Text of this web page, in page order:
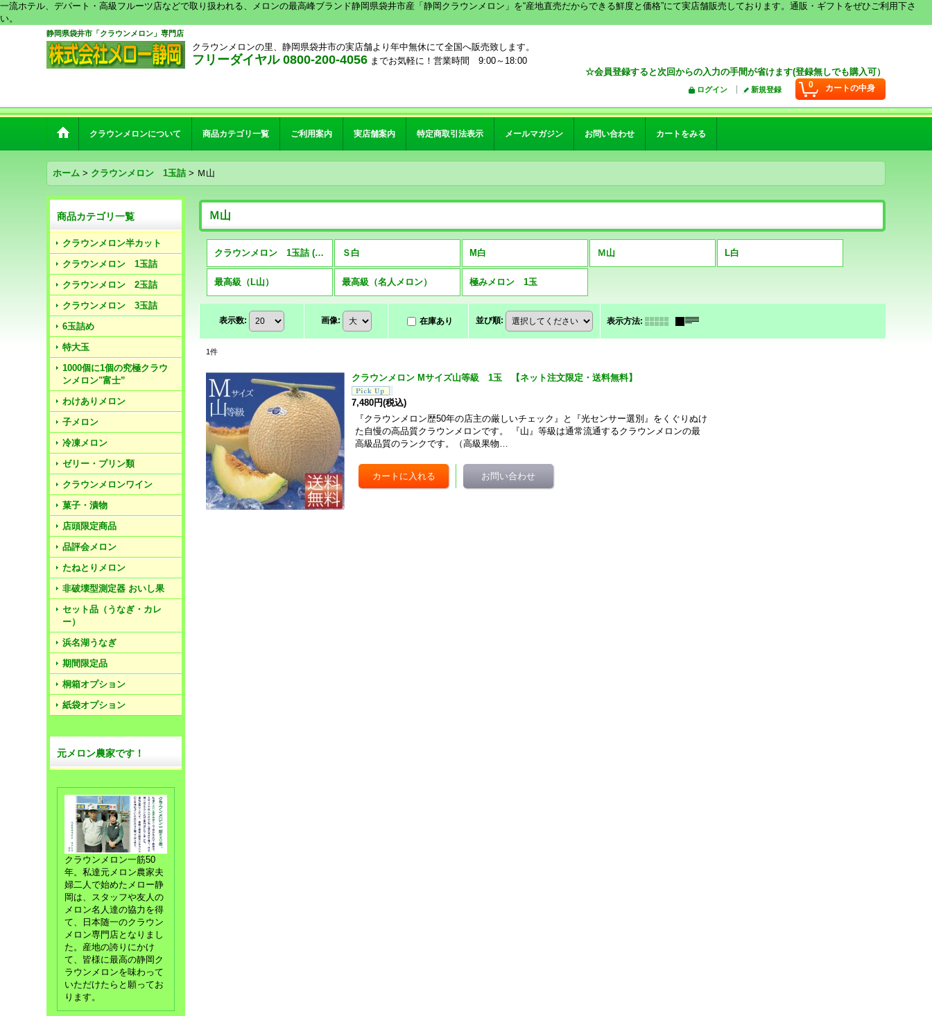
一流ホテル、デパート・高級フルーツ店などで取り扱われる、メロンの最高峰ブランド静岡県袋井市産「静岡クラウンメロン」を“産地直売だからできる鮮度と価格”にて実店舗販売しております。通販・ギフトをぜひご利用下さ
い。
静岡県袋井市「クラウンメロン」専門店
クラウンメロンの里、静岡県袋井市の実店舗より年中無休にて全国へ販売致します。
フリーダイヤル 0800-200-4056 までお気軽に！営業時間 9:00～18:00
☆会員登録すると次回からの入力の手間が省けます(登録無しでも購入可）
0 カートの中身
ログイン 新規登録
クラウンメロンについて 商品カテゴリ一覧 ご利用案内 実店舗案内 特定商取引法表示 メールマガジン お問い合わせ カートをみる
ホーム > クラウンメロン 1玉詰 > Ｍ山
商品カテゴリ一覧
クラウンメロン半カット
クラウンメロン 1玉詰
クラウンメロン 2玉詰
クラウンメロン 3玉詰
6玉詰め
特大玉
1000個に1個の究極クラウ
ンメロン"富士”
わけありメロン
子メロン
冷凍メロン
ゼリー・プリン類
クラウンメロンワイン
菓子・漬物
店頭限定商品
品評会メロン
たねとりメロン
非破壊型測定器 おいし果
セット品（うなぎ・カレ
ー）
浜名湖うなぎ
期間限定品
桐箱オプション
紙袋オプション
元メロン農家です！
クラウンメロン一筋50
年。私達元メロン農家夫
婦二人で始めたメロー静
岡は、スタッフや友人の
メロン名人達の協力を得
て、日本随一のクラウン
メロン専門店となりまし
た。産地の誇りにかけ
て、皆様に最高の静岡ク
ラウンメロンを味わって
いただけたらと願ってお
ります。
Ｍ山
クラウンメロン 1玉詰 (全商品) Ｓ白 M白 Ｍ山 L白
最高級（L山） 最高級（名人メロン） 極みメロン 1玉
表示数: 画像: 在庫あり 並び順: 表示方法:
1件
クラウンメロン Mサイズ山等級 1玉 【ネット注文限定・送料無料】
7,480円(税込)
『クラウンメロン歴50年の店主の厳しいチェック』と『光センサー選別』をくぐりぬけ
た自慢の高品質クラウンメロンです。 『山』等級は通常流通するクラウンメロンの最
高級品質のランクです。（高級果物…